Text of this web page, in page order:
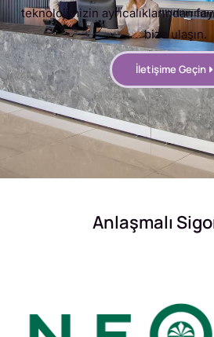
teknolojimizin ayrıcalıklarından
bize ulaşın.
İletişime Geçin
Anlaşmalı